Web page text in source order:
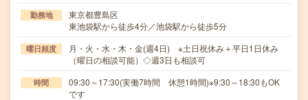
勤務地
東京都豊島区
東池袋駅から徒歩4分／池袋駅から徒歩5分
曜日頻度
月・火・水・木・金(週4日) ※土日祝休み＋平日1日休み
（曜日の相談可能）◇週3日も相談可
時間
09:30～17:30(実働7時間 休憩1時間)※9:30～18:30もOK
です